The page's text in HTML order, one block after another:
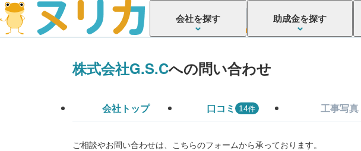
会社を探す 助成金を探す
株式会社G.S.Cへの問い合わせ
会社トップ 口コミ 14件 工事写真
ご相談やお問い合わせは、こちらのフォームから承っております。